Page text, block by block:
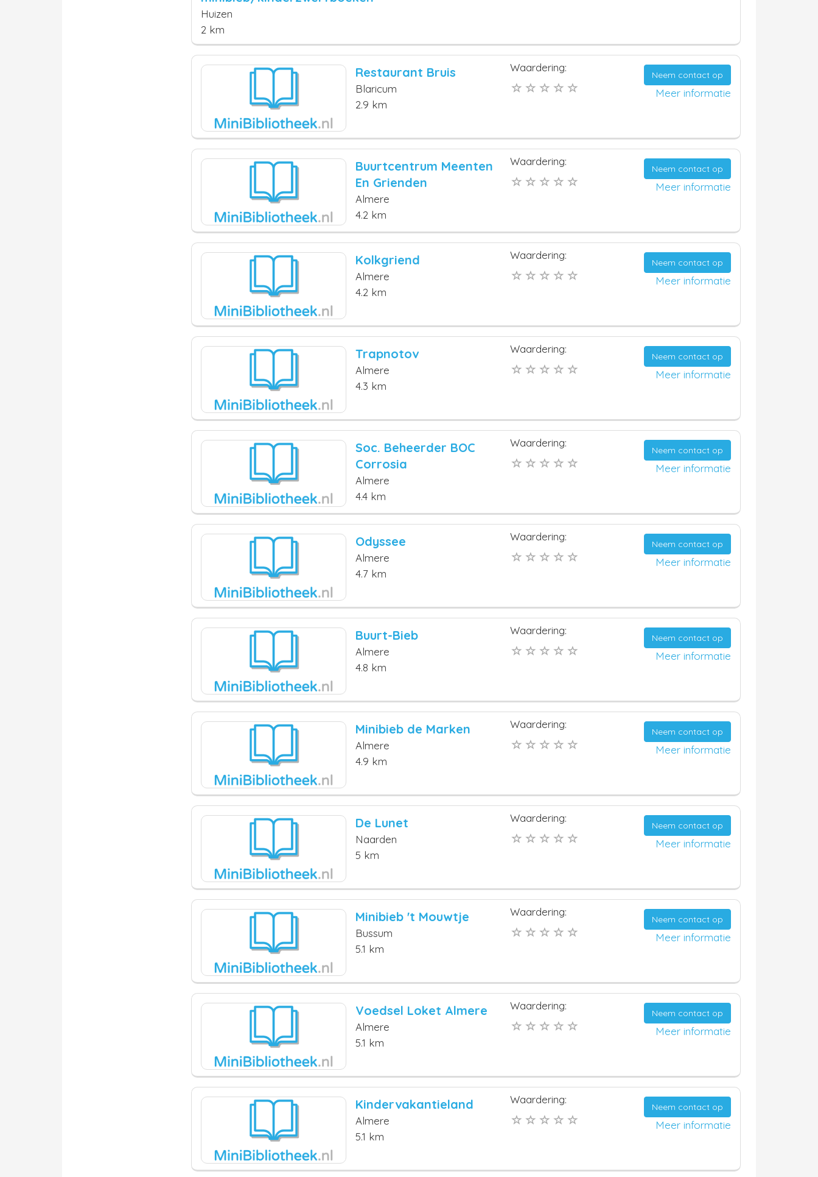
Huizen
2 km
Restaurant Bruis
Blaricum
2.9 km
Waardering:
Neem contact op
Meer informatie
Buurtcentrum Meenten
En Grienden
Almere
4.2 km
Waardering:
Neem contact op
Meer informatie
Kolkgriend
Almere
4.2 km
Waardering:
Neem contact op
Meer informatie
Trapnotov
Almere
4.3 km
Waardering:
Neem contact op
Meer informatie
Soc. Beheerder BOC
Corrosia
Almere
4.4 km
Waardering:
Neem contact op
Meer informatie
Odyssee
Almere
4.7 km
Waardering:
Neem contact op
Meer informatie
Buurt-Bieb
Almere
4.8 km
Waardering:
Neem contact op
Meer informatie
Minibieb de Marken
Almere
4.9 km
Waardering:
Neem contact op
Meer informatie
De Lunet
Naarden
5 km
Waardering:
Neem contact op
Meer informatie
Minibieb 't Mouwtje
Bussum
5.1 km
Waardering:
Neem contact op
Meer informatie
Voedsel Loket Almere
Almere
5.1 km
Waardering:
Neem contact op
Meer informatie
Kindervakantieland
Almere
5.1 km
Waardering:
Neem contact op
Meer informatie